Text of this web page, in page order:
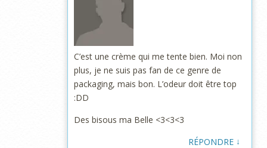
C’est une crème qui me tente bien. Moi non
plus, je ne suis pas fan de ce genre de
packaging, mais bon. L’odeur doit être top
:DD
Des bisous ma Belle <3<3<3
RÉPONDRE ↓